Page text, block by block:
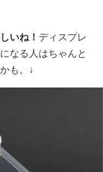
いね！ ディスプレ
なる人はちゃんと
も。↓